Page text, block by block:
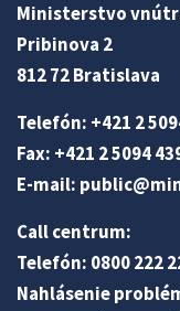
Ministerstvo
Pribinova 2
812 72 Bratislava
Telefón: +421 2
Fax: +421 2 5094
E-mail:
Call centrum:
Telefón: 0800 222
Nahlásenie